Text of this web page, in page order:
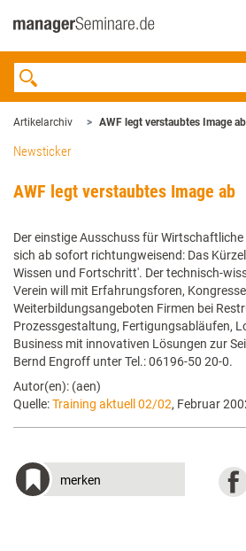
Artikelarchiv AWF legt verstaubtes Image ab
Newsticker
AWF legt verstaubtes Image ab
Der einstige Ausschuss für
sich ab sofort richtungweisend: Das
Wissen und Fortschritt'. Der technisch-
Verein will mit Erfahrungsforen,
Weiterbildungsangeboten Firmen bei
Prozessgestaltung, Fertigungsabläufen,
Business mit innovativen Lösungen zur
Bernd Engroff unter Tel.: 06196-50 20-0.
Autor(en): (aen)
Quelle:Training aktuell 02/02, Februar
merken